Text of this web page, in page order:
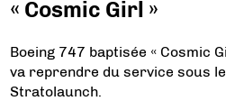
« Cosmic Girl »
Boeing 747 baptisée « Cosmic
va reprendre du service sous
Stratolaunch.